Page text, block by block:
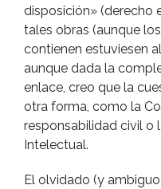
disposición» (derecho
tales obras (aunque
contienen estuviesen
aunque dada la
enlace, creo que la
otra forma, como la
responsabilidad civil o
Intelectual.
El olvidado (y